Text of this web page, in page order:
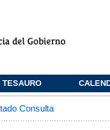
TESAURO
Consulta